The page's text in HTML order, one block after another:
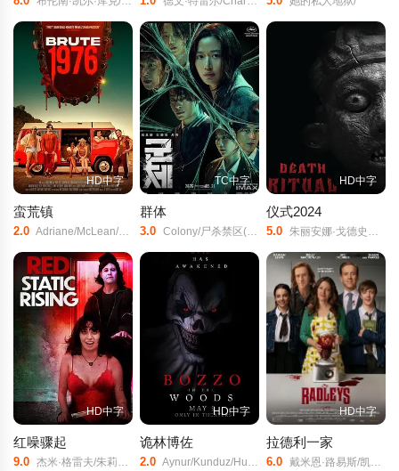
HD中字
蛮荒镇
2.0 Adriane/McLean/莎拉·弗伦奇/吉吉·古斯汀/马克·贾斯蒂斯/Adam/Bucci/Jed/Rowen/毕肖普·史蒂文/Ben/Kaplan/Robert/Felsted/Jr./Dazelle/Yvette/Alex/Dundas/Andreas/Robens/Bianca/Jade/Montalvo/
TC中字
群体
3.0 Colony/尸杀禁区(港)/尸速禁区(台)/
HD中字
仪式2024
5.0 朱丽安娜·戈德史密斯/杰瑞坎皮西/Alex/Whitehouse/
HD中字
红噪骤起
9.0 杰米·格雷夫/朱莉娅·布伦诺克/Chris/Spinelli/
HD中字
诡林博佐
2.0 Aynur/Kunduz/Hunde/Sude/Alinca/Ceren/Ergüven/Tolga/Sabuncu/Engin/Can/Ozdemir/Diana/Mirlanbekova/Suleyman/Gunes/Asli/Keles/Bingbing/Niu/Olha/Kushch/Mustafa/Kemal/Potuk/
HD中字
拉德利一家
6.0 戴米恩·路易斯/凯莉·麦克唐纳/博·布拉加森/弗莱迪·怀斯/肖恩·帕克斯/索菲娅·迪·马蒂诺/史蒂芬·威丁顿/杰伊·利库戈/玛德琳·鲍尔/苏安丽·翁/里查·普拉卡什/哈里·巴克森代尔/马克·温曼/莎拉·德拉姆/莉娜·考尔/索菲·梅塞尔/加雷斯·巴灵顿-琼斯/劳拉·沃尔德伦/泰·舒曼·桑德斯/斯维特拉娜·卡拉布特/